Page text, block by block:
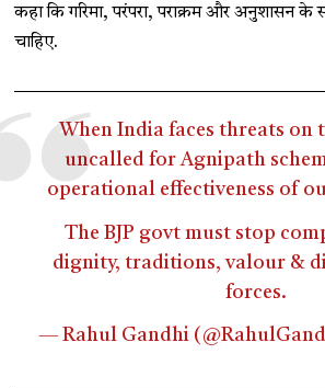
कहा कि गरिमा, परंपरा, पराक्रम और अनुशासन के
चाहिए.
When India faces threats on
uncalled for Agnipath
operational effectiveness of
The BJP govt must stop
dignity, traditions, valour &
forces.
— Rahul Gandhi